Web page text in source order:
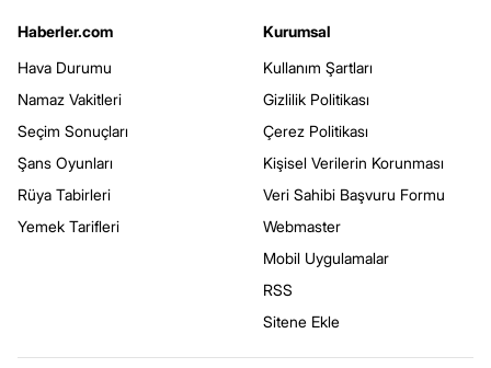
Haberler.com
Hava Durumu
Namaz Vakitleri
Seçim Sonuçları
Şans Oyunları
Rüya Tabirleri
Yemek Tarifleri
Kurumsal
Kullanım Şartları
Gizlilik Politikası
Çerez Politikası
Kişisel Verilerin Korunması
Veri Sahibi Başvuru Formu
Webmaster
Mobil Uygulamalar
RSS
Sitene Ekle